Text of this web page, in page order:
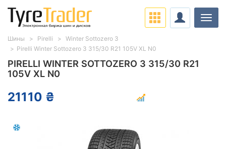
PIRELLI WINTER SOTTOZERO 3 315/30 R21
105V XL N0
21110 ₴
Шины Pirelli
Winter Sottozero 3
Pirelli Winter Sottozero 3 315/30 R21 105V XL N0